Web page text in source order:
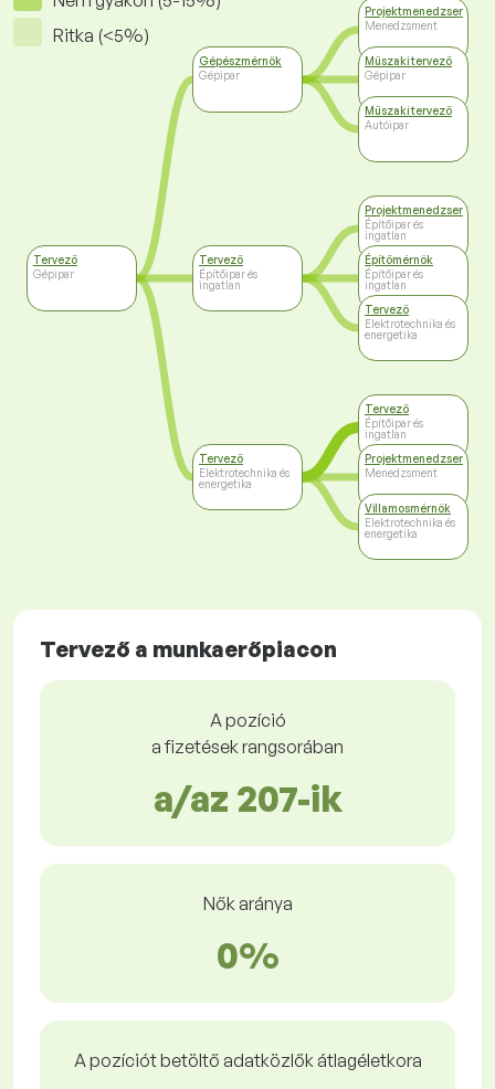
Ritka (<5%)
Tervező
Gépipar
Gépészmérnök
Gépipar
Tervező
Építőipar és
ingatlan
Tervező
Elektrotechnika és
energetika
Projektmenedzser
Menedzsment
Műszaki tervező
Gépipar
Műszaki tervező
Autóipar
Projektmenedzser
Építőipar és
ingatlan
Építőmérnök
Építőipar és
ingatlan
Tervező
Elektrotechnika és
energetika
Tervező
Építőipar és
ingatlan
Projektmenedzser
Menedzsment
Villamosmérnök
Elektrotechnika és
energetika
Tervező a munkaerőpiacon
A pozíció
a fizetések rangsorában
a/az 207-ik
Nők aránya
0%
A pozíciót betöltő adatközlők átlagéletkora